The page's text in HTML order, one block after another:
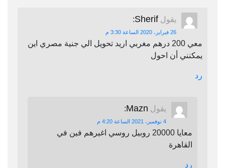
يقول Sherif
:
26 فبراير، 2020 الساعة 3:30 م
معي 200 درهم مغربي اريد تحويل الي جنية مصري اين
يمكنني أن احول
رد
يقول Mazn
:
4 نوفمبر، 2021 الساعة 4:20 م
معايا 20000 روبيل روسي اغيرهم فين في
القاهرة
رد